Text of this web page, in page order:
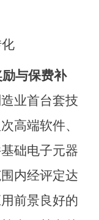
与保费补
业首台套技
高端软件、
础电子元器
内经评定达
前景良好的